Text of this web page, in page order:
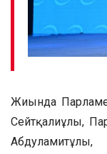
Жиында
Сейтқалиұлы,
Абдуламитұлы,